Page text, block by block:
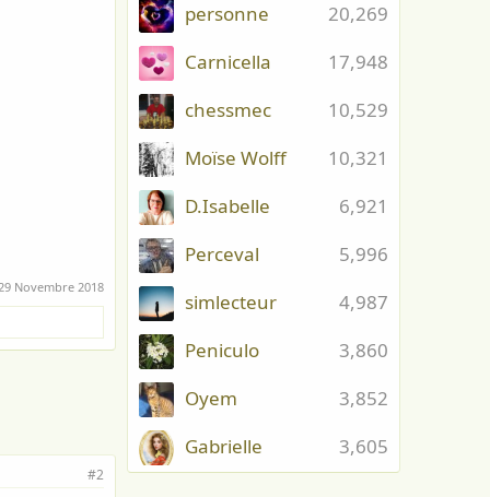
Novembre 2018
#2
20,269
personne
17,948
Carnicella
10,529
chessmec
10,321
Moïse Wolff
6,921
D.Isabelle
5,996
Perceval
4,987
simlecteur
3,860
Peniculo
3,852
Oyem
3,605
Gabrielle